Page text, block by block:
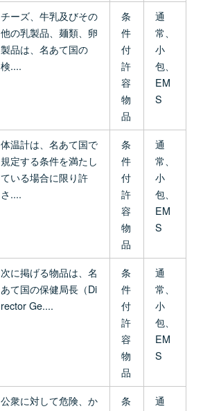
チーズ、牛乳及びその
他の乳製品、麺類、卵
製品は、名あて国の
検....
条
件
付
許
容
物
品
通
常、
小
包、
EM
S
体温計は、名あて国で
規定する条件を満たし
ている場合に限り許
さ....
条
件
付
許
容
物
品
通
常、
小
包、
EM
S
次に掲げる物品は、名
あて国の保健局長（Di
rector Ge....
条
件
付
許
容
物
品
通
常、
小
包、
EM
S
公衆に対して危険、か
条
通